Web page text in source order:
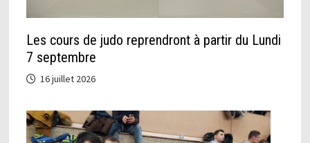
Les cours de judo reprendront à partir du Lundi
7 septembre
16 juillet 2026